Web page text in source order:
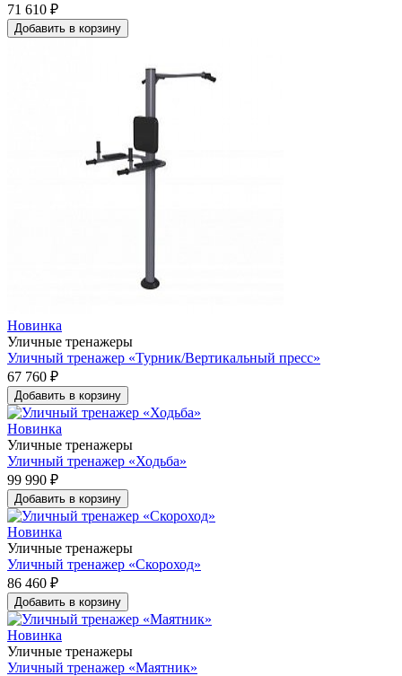
71 610 ₽
Добавить в корзину
Новинка
Уличные тренажеры
Уличный тренажер «Турник/Вертикальный пресс»
67 760 ₽
Добавить в корзину
Новинка
Уличные тренажеры
Уличный тренажер «Ходьба»
99 990 ₽
Добавить в корзину
Новинка
Уличные тренажеры
Уличный тренажер «Скороход»
86 460 ₽
Добавить в корзину
Новинка
Уличные тренажеры
Уличный тренажер «Маятник»